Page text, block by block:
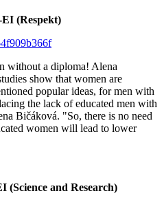
(Respekt)
without a diploma! Alena
show that women are
popular ideas, for men with
the lack of educated men with
Bičáková. "So, there is no need
women will lead to lower
and Research)